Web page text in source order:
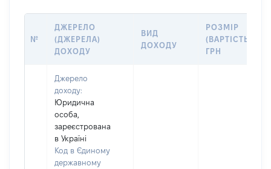
№
ДЖЕРЕЛО
(ДЖЕРЕЛА)
ДОХОДУ
ВИД
ДОХОДУ
РОЗМІР
(ВАРТІСТЬ),
ГРН
Джерело
доходу:
Юридична
особа,
зареєстрована
в Україні
Код в Єдиному
державному